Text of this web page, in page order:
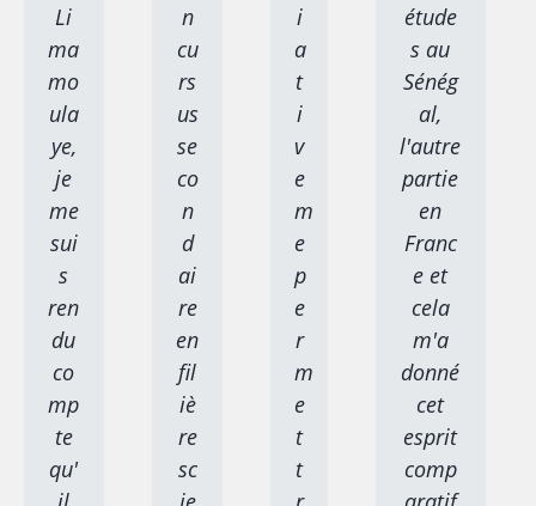
Li
ma
mo
ula
ye,
je
me
sui
s
ren
du
co
mp
te
qu'
n
cu
rs
us
se
co
n
d
ai
re
en
fil
iè
re
sc
i
a
t
i
v
e
m
e
p
e
r
m
e
t
t
étude
s au
Sénég
al,
l'autre
partie
en
Franc
e et
cela
m'a
donné
cet
esprit
comp